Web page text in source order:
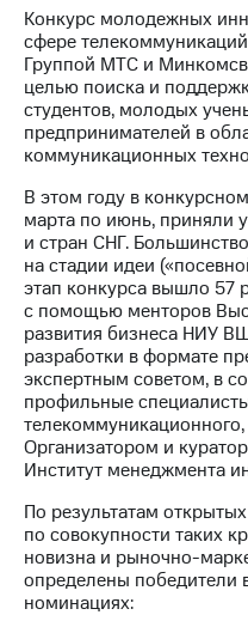
Контакты
Новости
в
регионе
и акционерам
управление
Корпоративный
секретарь
Раскрытие
информации
Информация
акционерам
Документы
ПАО
"МТС"
Собрания
акционеров
кабинет
акционера
Акционерный
капитал
Контроль
Конкурс молодежных
сфере
Группой МТС и
целью поиска и
студентов, молодых
предпринимателей в
коммуникационных
В этом году в
марта по июнь, приняли
и стран СНГ.
на стадии идеи
этап конкурса вышло 57
с помощью менторов
развития бизнеса НИУ
разработки в формате
экспертным советом, в
профильные
Организатором и
Институт менеджмента
По результатам
по совокупности таких
новизна и рыночно-
определены
номинациях: